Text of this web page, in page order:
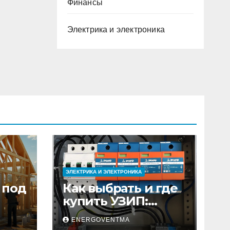
Финансы
Электрика и электроника
под
ЭЛЕКТРИКА И ЭЛЕКТРОНИКА
Как выбрать и где
купить УЗИП:
особенности
устройств защиты
ENERGOVENTMA